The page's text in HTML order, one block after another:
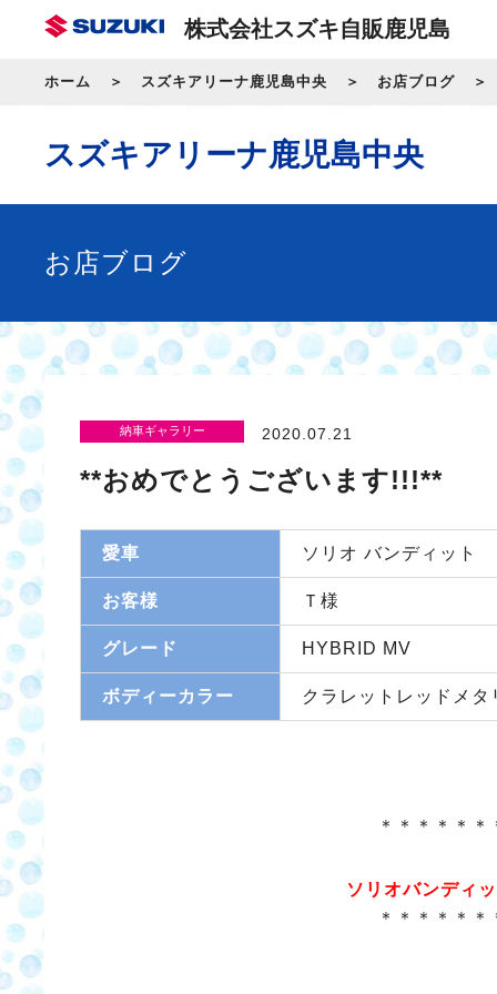
株式会社スズキ自販鹿児島
ホーム スズキアリーナ鹿児島中央 お店ブログ
スズキアリーナ鹿児島中央
お店ブログ
納車ギャラリー 2020.07.21
**おめでとうございます!!!**
愛車 ソリオ バンディット
お客様 Ｔ様
グレード HYBRID MV
ボディーカラー クラレットレッドメタ
＊＊＊＊＊
ソリオバンディ
＊＊＊＊＊